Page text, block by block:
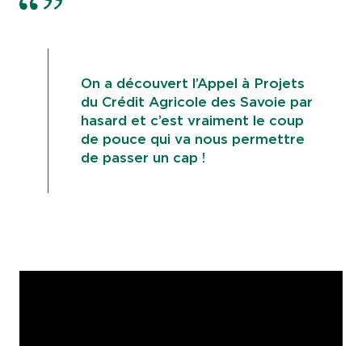
On a découvert l’Appel à Projets
du Crédit Agricole des Savoie par
hasard et c’est vraiment le coup
de pouce qui va nous permettre
de passer un cap !